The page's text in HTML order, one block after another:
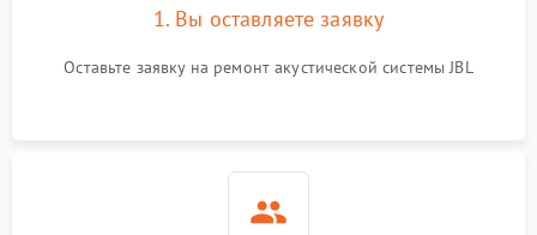
1. Вы оставляете заявку
Оставьте заявку на ремонт акустической системы JBL